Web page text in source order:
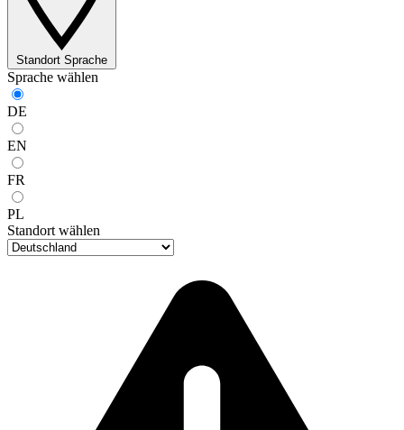
Standort Sprache
Sprache wählen
DE
EN
FR
PL
Standort wählen